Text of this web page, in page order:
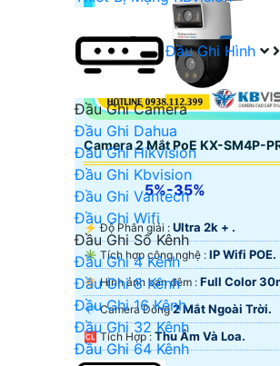
Đầu Ghi Hình
Đầu Ghi Camera
Đầu Ghi Dahua
Đầu Ghi Hikvision
Đầu Ghi Kbvision
Đầu Ghi Vantech
Đầu Ghi Wifi
Đầu Ghi Số Kênh
Đầu Ghi 4 Kênh
Đầu Ghi 8 Kênh
Đầu Ghi 16 Kênh
Đầu Ghi 32 Kênh
Đầu Ghi 64 Kênh
Camera 2 Mắt PoE KX-SM4P-
5%-35%
️⚡ Độ Phân giải : Ultra 2k + .
✳️ Tích hợp công nghệ : IP Wifi POE.
🔅 Hình ảnh ban đêm : Full Color
Màu Ban Ðêm.
💎 Camera Dòng2 Mắt Ngoài Trời.
️🆑 Tích Hợp : Thu Âm Và Loa.